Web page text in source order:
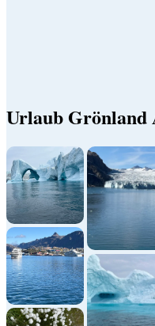
Urlaub Grönland